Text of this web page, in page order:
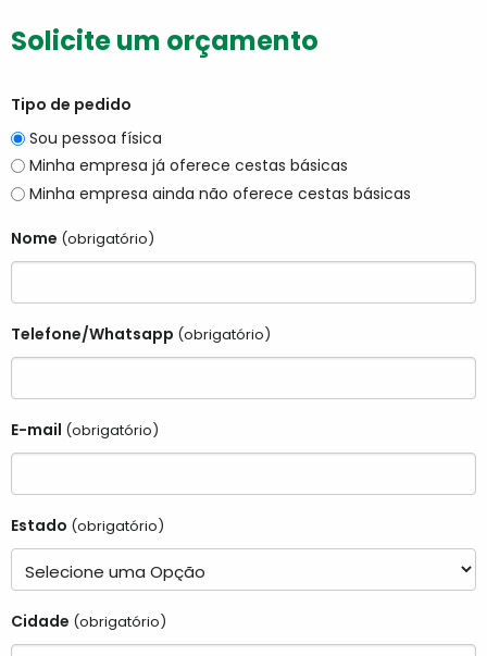
Solicite um orçamento
Tipo de pedido
Sou pessoa física
Minha empresa já oferece cestas básicas
Minha empresa ainda não oferece cestas básicas
Nome (obrigatório)
Telefone/Whatsapp (obrigatório)
E-mail (obrigatório)
Estado (obrigatório)
Cidade (obrigatório)